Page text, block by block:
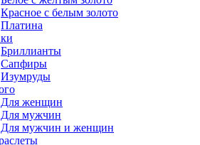
Красное с белым золото
Платина
Бриллианты
Сапфиры
Изумруды
Для женщин
Для мужчин
Для мужчин и женщин